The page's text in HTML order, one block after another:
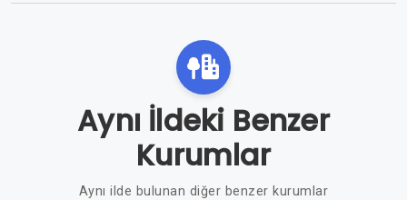
Aynı İldeki Benzer
Kurumlar
Aynı ilde bulunan diğer benzer kurumlar